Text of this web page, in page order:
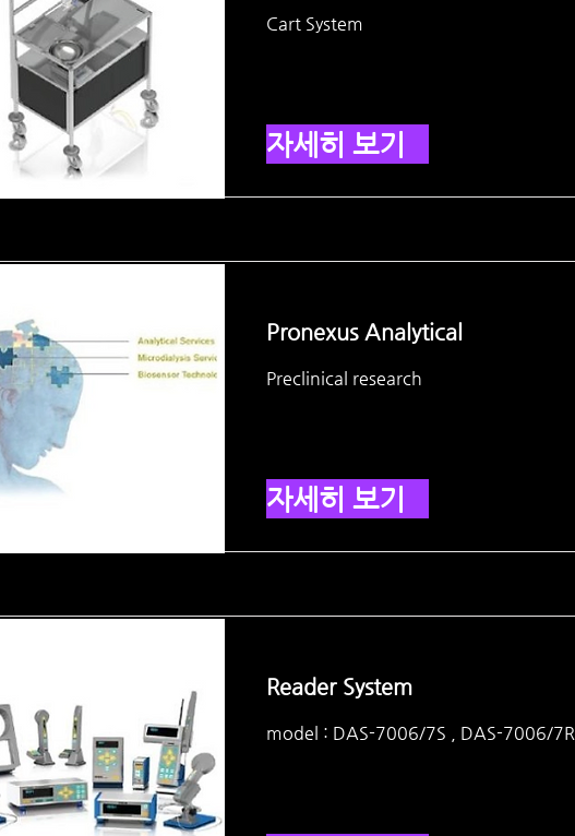
Cart System
자세히 보기
Pronexus Analytical
Preclinical research
자세히 보기
Reader System
model : DAS-7006/7S , DAS-7006/7R